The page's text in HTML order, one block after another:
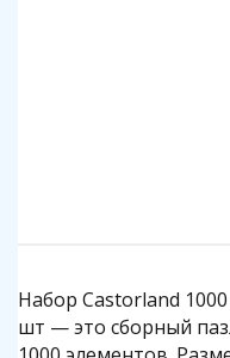
Набор Castorland
шт — это сборный